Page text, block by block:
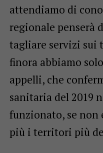
attendiamo di
regionale penserà
tagliare servizi sui
finora abbiamo
appelli, che
sanitaria del 2019
funzionato, se non
più i territori più